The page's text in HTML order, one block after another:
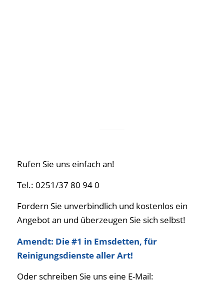
Rufen Sie uns einfach an!
Tel.: 0251/37 80 94 0
Fordern Sie unverbindlich und kostenlos ein
Angebot an und überzeugen Sie sich selbst!
Amendt: Die #1 in Emsdetten, für
Reinigungsdienste aller Art!
Oder schreiben Sie uns eine E-Mail: